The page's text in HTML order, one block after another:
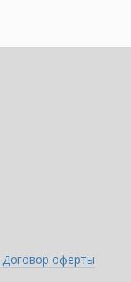
Договор оферты